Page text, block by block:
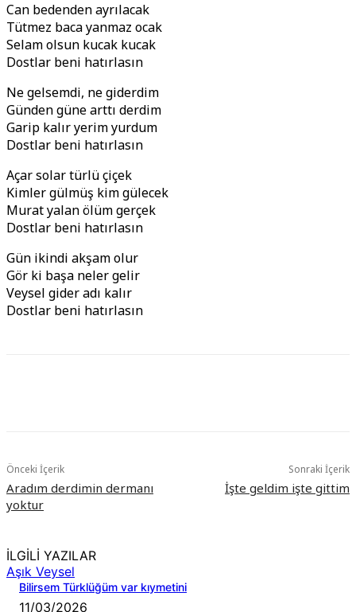
Can bedenden ayrılacak
Tütmez baca yanmaz ocak
Selam olsun kucak kucak
Dostlar beni hatırlasın
Ne gelsemdi, ne giderdim
Günden güne arttı derdim
Garip kalır yerim yurdum
Dostlar beni hatırlasın
Açar solar türlü çiçek
Kimler gülmüş kim gülecek
Murat yalan ölüm gerçek
Dostlar beni hatırlasın
Gün ikindi akşam olur
Gör ki başa neler gelir
Veysel gider adı kalır
Dostlar beni hatırlasın
Önceki İçerik
Aradım derdimin dermanı
yoktur
Sonraki İçerik
İşte geldim işte gittim
İLGİLİ YAZILAR
Aşık Veysel
Bilirsem Türklüğüm var kıymetini
11/03/2026